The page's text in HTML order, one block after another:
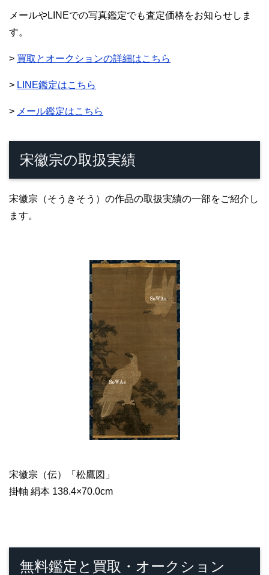
メールやLINEでの写真鑑定でも査定価格をお知らせしま
す。
> 買取とオークションの詳細はこちら
> LINE鑑定はこちら
> メール鑑定はこちら
宋徽宗の取扱実績
宋徽宗（そうきそう）の作品の取扱実績の一部をご紹介し
ます。
宋徽宗（伝）「松鷹図」
掛軸 絹本 138.4×70.0cm
無料鑑定と買取・オークション